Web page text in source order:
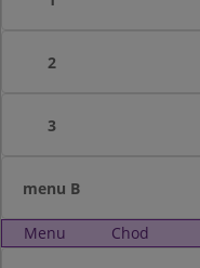
2
3
menu B
Menu Chod